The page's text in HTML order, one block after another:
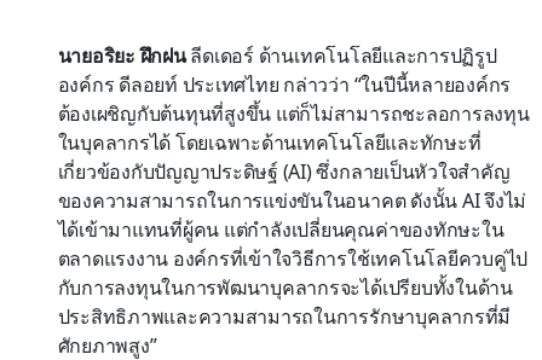
นายอริยะ ฝึกฝนลีดเดอร์ ด้านเทคโนโลยีและการปฏิรูป
องค์กร ดีลอยท์ ประเทศไทย กล่าวว่า “ในปีนี้หลายองค์กร
ต้องเผชิญกับต้นทุนที่สูงขึ้น แต่ก็ไม่สามารถชะลอการลงทุน
ในบุคลากรได้ โดยเฉพาะด้านเทคโนโลยีและทักษะที่
เกี่ยวข้องกับปัญญาประดิษฐ์ (AI) ซึ่งกลายเป็นหัวใจสำคัญ
ของความสามารถในการแข่งขันในอนาคต ดังนั้น AI จึงไม่
ได้เข้ามาแทนที่ผู้คน แต่กำลังเปลี่ยนคุณค่าของทักษะใน
ตลาดแรงงาน องค์กรที่เข้าใจวิธีการใช้เทคโนโลยีควบคู่ไป
กับการลงทุนในการพัฒนาบุคลากรจะได้เปรียบทั้งในด้าน
ประสิทธิภาพและความสามารถในการรักษาบุคลากรที่มี
ศักยภาพสูง”